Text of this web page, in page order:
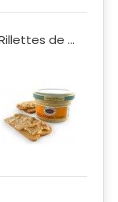
Rillettes de coquilles st Jacques 90g